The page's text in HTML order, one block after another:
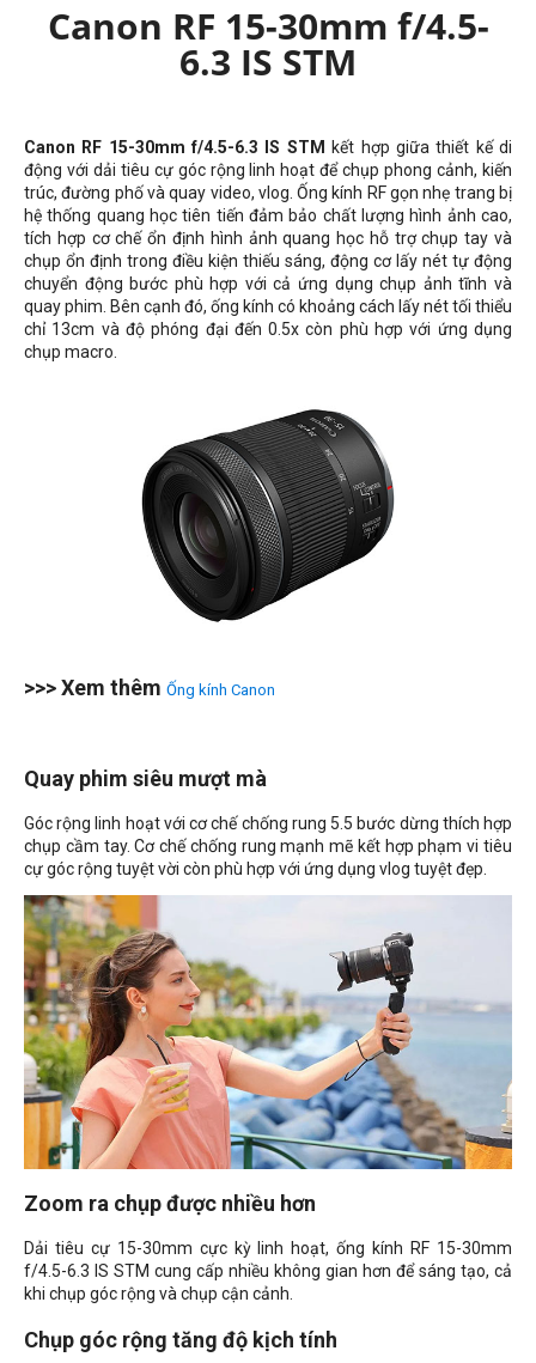
Canon RF 15-30mm f/4.5-
6.3 IS STM
Canon RF 15-30mm f/4.5-6.3 IS STM
kết hợp giữa thiết kế di
động với dải tiêu cự góc rộng linh hoạt để chụp phong cảnh, kiến
trúc, đường phố và quay video, vlog. Ống kính RF gọn nhẹ trang bị
hệ thống quang học tiên tiến đảm bảo chất lượng hình ảnh cao,
tích hợp cơ chế ổn định hình ảnh quang học hỗ trợ chụp tay và
chụp ổn định trong điều kiện thiếu sáng, động cơ lấy nét tự động
chuyển động bước phù hợp với cả ứng dụng chụp ảnh tĩnh và
quay phim. Bên cạnh đó, ống kính có khoảng cách lấy nét tối thiểu
chỉ 13cm và độ phóng đại đến 0.5x còn phù hợp với ứng dụng
chụp macro.
>>> Xem thêm Ống kính Canon
Quay phim siêu mượt mà
Góc rộng linh hoạt với cơ chế chống rung 5.5 bước dừng thích hợp
chụp cầm tay. Cơ chế chống rung mạnh mẽ kết hợp phạm vi tiêu
cự góc rộng tuyệt vời còn phù hợp với ứng dụng vlog tuyệt đẹp.
Zoom ra chụp được nhiều hơn
Dải tiêu cự 15-30mm cực kỳ linh hoạt, ống kính RF 15-30mm
f/4.5-6.3 IS STM cung cấp nhiều không gian hơn để sáng tạo, cả
khi chụp góc rộng và chụp cận cảnh.
Chụp góc rộng tăng độ kịch tính